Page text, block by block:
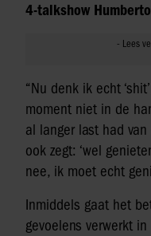
4-talkshow
“Nu denk ik echt
moment niet in de
al langer last had
ook zegt: ‘wel
nee, ik moet echt
Inmiddels gaat het
gevoelens verwerkt